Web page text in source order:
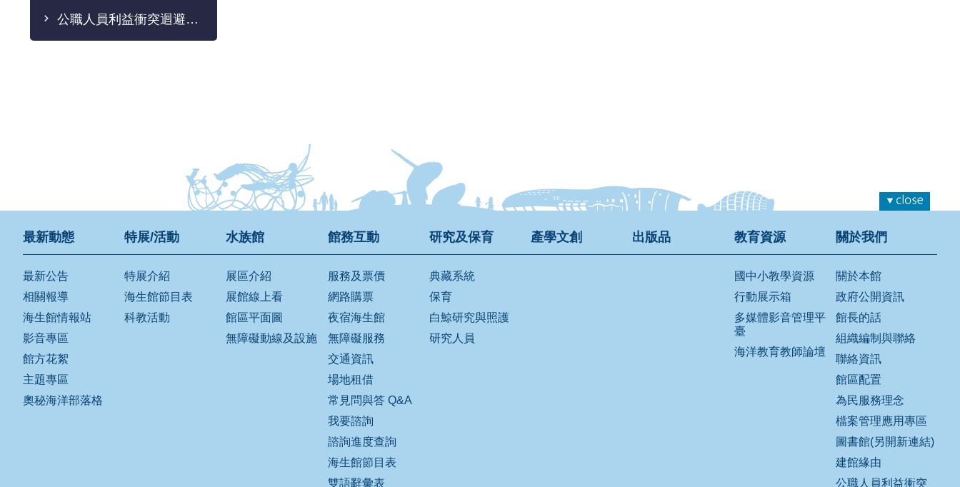
公職人員利益衝突迴避法專區
最新動態
最新公告
相關報導
海生館情報站
影音專區
館方花絮
主題專區
奧秘海洋部落格
特展/活動
特展介紹
海生館節目表
科教活動
水族館
展區介紹
展館線上看
館區平面圖
無障礙動線及設施
館務互動
服務及票價
網路購票
夜宿海生館
無障礙服務
交通資訊
場地租借
常見問與答 Q&A
我要諮詢
諮詢進度查詢
海生館節目表
雙語辭彙表
研究及保育
典藏系統
保育
白鯨研究與照護
研究人員
產學文創 出版品 教育資源
國中小教學資源
行動展示箱
多媒體影音管理平
臺
海洋教育教師論壇
關於我們
關於本館
政府公開資訊
館長的話
組織編制與聯絡
聯絡資訊
館區配置
為民服務理念
檔案管理應用專區
圖書館(另開新連結)
建館緣由
公職人員利益衝突